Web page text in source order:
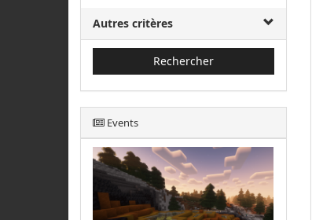
Autres critères
Rechercher
Events